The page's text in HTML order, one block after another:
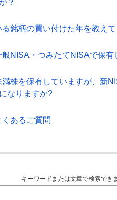
銘柄の買い付けた年を教え
NISA・つみたてNISAで保
株を保有していますが、新
なりますか?
あるご質問
キーワードまたは文章で検索でき